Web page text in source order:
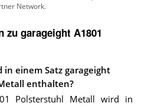
zu garageight A1801
in einem Satz garageight
enthalten?
Polsterstuhl Metall wird in